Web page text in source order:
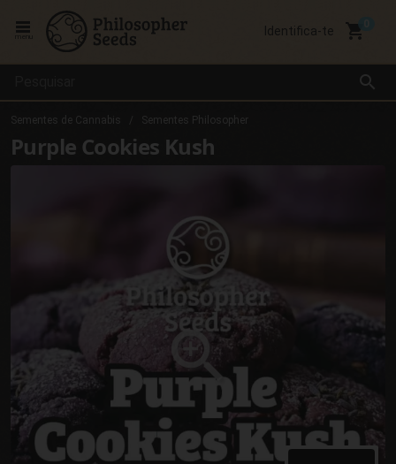
search
Identifica-te local_grocery_store
Sementes de Cannabis Sementes Philosopher
Purple Cookies Kush